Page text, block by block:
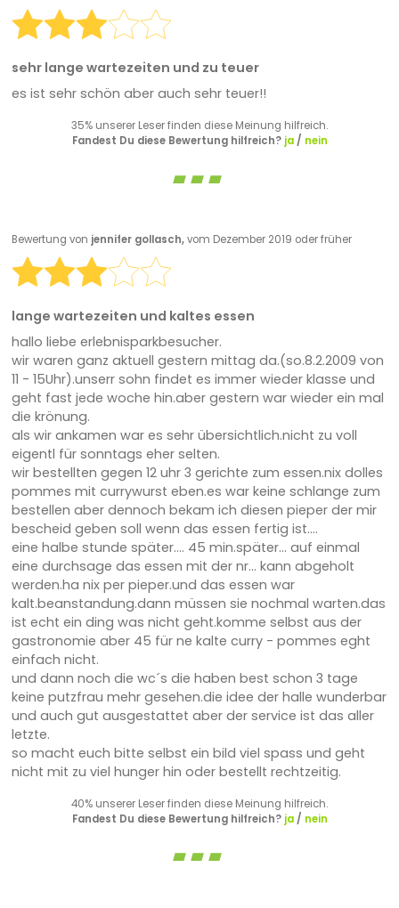
sehr lange wartezeiten und zu teuer
es ist sehr schön aber auch sehr teuer!!
35% unserer Leser finden diese Meinung hilfreich.
Fandest Du diese Bewertung hilfreich? ja/ nein
Bewertung von jennifer gollasch,vom Dezember 2019 oder früher
lange wartezeiten und kaltes essen
hallo liebe erlebnisparkbesucher.
wir waren ganz aktuell gestern mittag da.(so.8.2.2009 von
11 - 15Uhr).unserr sohn findet es immer wieder klasse und
geht fast jede woche hin.aber gestern war wieder ein mal
die krönung.
als wir ankamen war es sehr übersichtlich.nicht zu voll
eigentl für sonntags eher selten.
wir bestellten gegen 12 uhr 3 gerichte zum essen.nix dolles
pommes mit currywurst eben.es war keine schlange zum
bestellen aber dennoch bekam ich diesen pieper der mir
bescheid geben soll wenn das essen fertig ist....
eine halbe stunde später.... 45 min.später... auf einmal
eine durchsage das essen mit der nr... kann abgeholt
werden.ha nix per pieper.und das essen war
kalt.beanstandung.dann müssen sie nochmal warten.das
ist echt ein ding was nicht geht.komme selbst aus der
gastronomie aber 45 für ne kalte curry - pommes eght
einfach nicht.
und dann noch die wc´s die haben best schon 3 tage
keine putzfrau mehr gesehen.die idee der halle wunderbar
und auch gut ausgestattet aber der service ist das aller
letzte.
so macht euch bitte selbst ein bild viel spass und geht
nicht mit zu viel hunger hin oder bestellt rechtzeitig.
40% unserer Leser finden diese Meinung hilfreich.
Fandest Du diese Bewertung hilfreich? ja/ nein